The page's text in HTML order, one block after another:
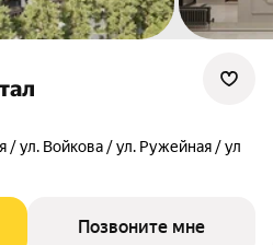
/ ул. Войкова / ул. Ружейная / ул
Позвоните мне